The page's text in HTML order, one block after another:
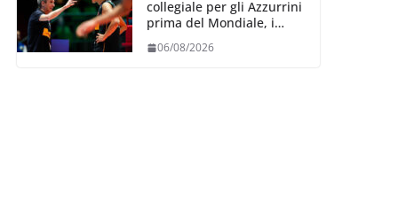
collegiale per gli Azzurrini
prima del Mondiale, i
06/08/2026